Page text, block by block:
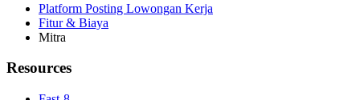
Platform Posting Lowongan Kerja
Fitur & Biaya
Mitra
Resources